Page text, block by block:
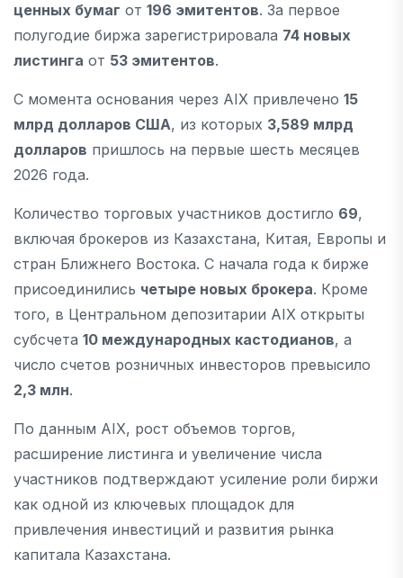
ценных бумаг от 196 эмитентов. За первое
полугодие биржа зарегистрировала 74 новых
листинга от 53 эмитентов.
С момента основания через AIX привлечено 15
млрд долларов США, из которых 3,589 млрд
долларов пришлось на первые шесть месяцев
2026 года.
Количество торговых участников достигло 69,
включая брокеров из Казахстана, Китая, Европы и
стран Ближнего Востока. С начала года к бирже
присоединились четыре новых брокера. Кроме
того, в Центральном депозитарии AIX открыты
субсчета 10 международных кастодианов, а
число счетов розничных инвесторов превысило
2,3 млн.
По данным AIX, рост объемов торгов,
расширение листинга и увеличение числа
участников подтверждают усиление роли биржи
как одной из ключевых площадок для
привлечения инвестиций и развития рынка
капитала Казахстана.